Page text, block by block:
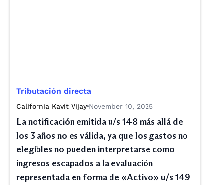
Tributación directa
California Kavit Vijay November 10, 2025
La notificación emitida u/s 148 más allá de
los 3 años no es válida, ya que los gastos no
elegibles no pueden interpretarse como
ingresos escapados a la evaluación
representada en forma de «Activo» u/s 149